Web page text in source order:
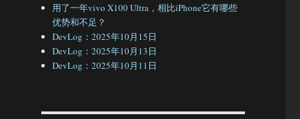
用了一年vivo X100 Ultra，相比iPhone它有哪些
优势和不足？
DevLog：2025年10月15日
DevLog：2025年10月13日
DevLog：2025年10月11日